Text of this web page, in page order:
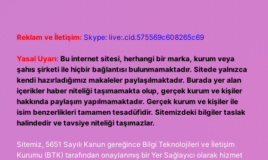
Reklam ve İletişim: Skype: live:.cid.575569c608265c69
Yasal Uyarı: Bu internet sitesi, herhangi bir marka, kurum veya
şahıs şirketi ile hiçbir bağlantısı bulunmamaktadır. Sitede yalnızca
kendi hazırladığımız makaleler paylaşılmaktadır. Burada yer alan
içerikler haber niteliği taşımamakta olup, gerçek kurum ve kişiler
hakkında paylaşım yapılmamaktadır. Gerçek kurum ve kişiler ile
isim benzerlikleri tamamen tesadüfidir. Sitemizdeki bilgiler taslak
halindedir ve tavsiye niteliği taşımazlar.
Sitemiz, 5651 Sayılı Kanun gereğince Bilgi Teknolojileri ve İletişim
Kurumu (BTK) tarafından onaylanmış bir Yer Sağlayıcı olarak hizmet